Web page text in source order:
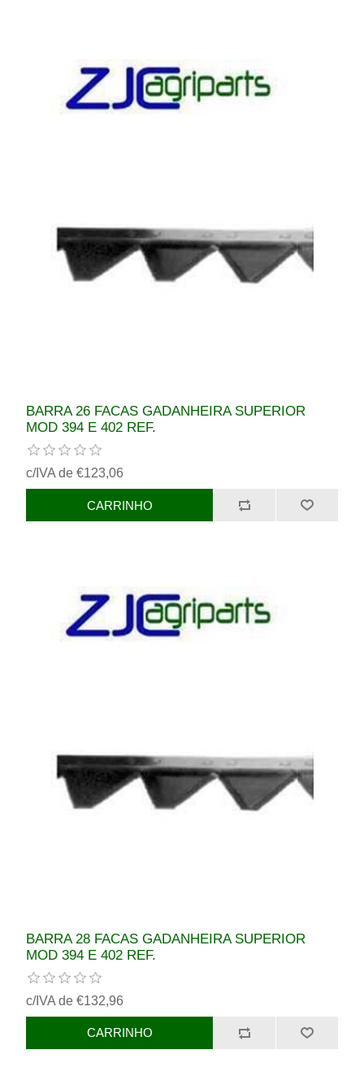
BARRA 26 FACAS GADANHEIRA SUPERIOR
MOD 394 E 402 REF.
c/IVA de €123,06
BARRA 28 FACAS GADANHEIRA SUPERIOR
MOD 394 E 402 REF.
c/IVA de €132,96